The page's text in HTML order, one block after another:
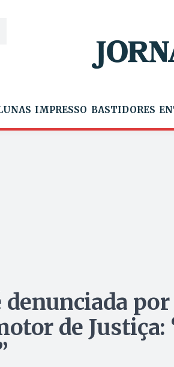
IMPRESSO BASTIDORES
denunciada
de Justiça: